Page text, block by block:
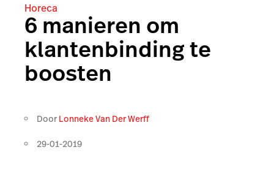
Horeca
6 manieren om
klantenbinding te
boosten
Door Lonneke Van Der Werff
29-01-2019